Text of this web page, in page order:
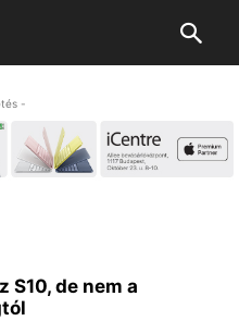
-
S10, de nem a